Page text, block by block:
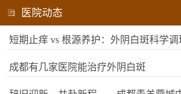
医院动态
短期止痒 vs 根源养护：外阴白斑科学
成都有几家医院能治疗外阴白斑